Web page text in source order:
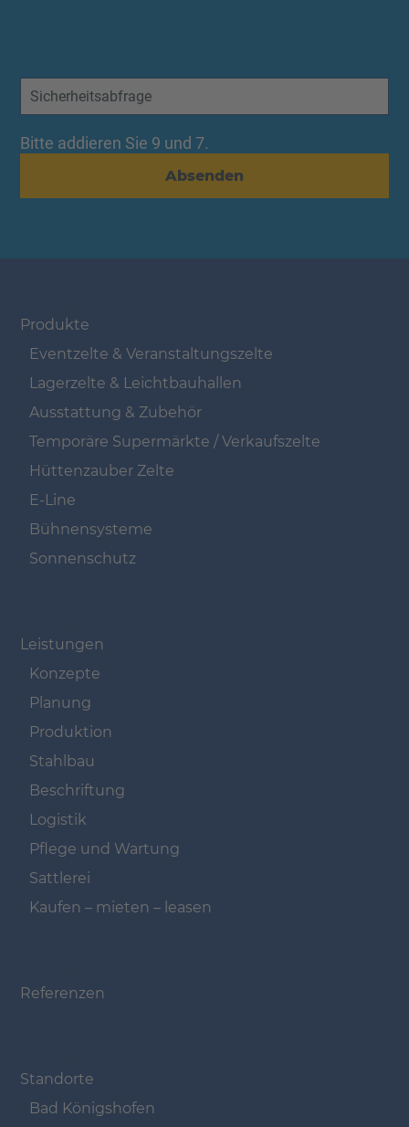
Bitte addieren Sie 9 und 7.
Absenden
Produkte
Eventzelte & Veranstaltungszelte
Lagerzelte & Leichtbauhallen
Ausstattung & Zubehör
Temporäre Supermärkte / Verkaufszelte
Hüttenzauber Zelte
E-Line
Bühnensysteme
Sonnenschutz
Leistungen
Konzepte
Planung
Produktion
Stahlbau
Beschriftung
Logistik
Pflege und Wartung
Sattlerei
Kaufen – mieten – leasen
Referenzen
Standorte
Bad Königshofen